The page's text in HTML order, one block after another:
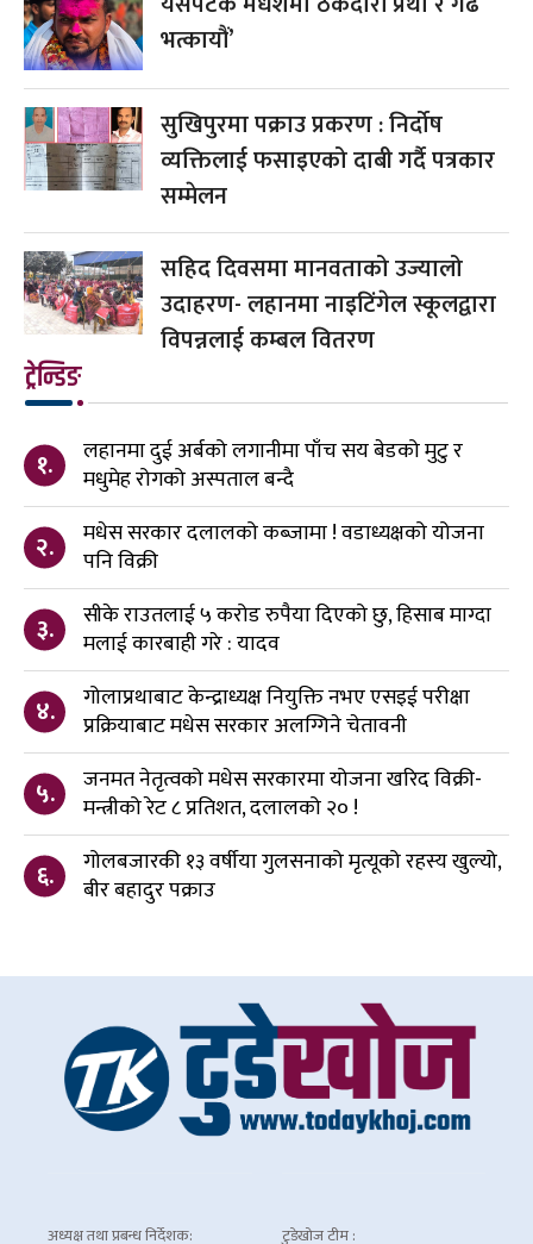
भत्कायौं’
सुखिपुरमा पक्राउ प्रकरण : निर्दोष
व्यक्तिलाई फसाइएको दाबी गर्दै पत्रकार
सम्मेलन
सहिद दिवसमा मानवताको उज्यालो
उदाहरण- लहानमा नाइटिंगेल स्कूलद्वारा
विपन्नलाई कम्बल वितरण
ट्रेन्डिङ
१.
लहानमा दुई अर्बको लगानीमा पाँच सय बेडको मुटु र
मधुमेह रोगको अस्पताल बन्दै
२.
मधेस सरकार दलालको कब्जामा ! वडाध्यक्षको योजना
पनि विक्री
३.
सीके राउतलाई ५ करोड रुपैया दिएको छु, हिसाब माग्दा
मलाई कारबाही गरे : यादव
४.
गोलाप्रथाबाट केन्द्राध्यक्ष नियुक्ति नभए एसइई परीक्षा
प्रक्रियाबाट मधेस सरकार अलग्गिने चेतावनी
५.
जनमत नेतृत्वको मधेस सरकारमा योजना खरिद विक्री-
मन्त्रीको रेट ८ प्रतिशत, दलालको २० !
६.
गोलबजारकी १३ वर्षीया गुलसनाको मृत्यूको रहस्य खुल्यो,
बीर बहादुर पक्राउ
अध्यक्ष तथा प्रबन्ध निर्देशक: टुडेखोज टीम :